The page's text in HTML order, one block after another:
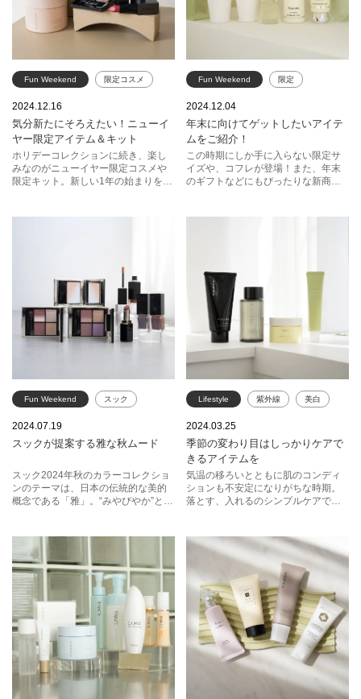
Fun Weekend 限定コスメ
THREE
ファンケル
2024.12.16
気分新たにそろえたい！ニューイ
ヤー限定アイテム＆キット
ホリデーコレクションに続き、楽し
みなのがニューイヤー限定コスメや
限定キット。新しい1年の始まりを新
Fun Weekend 限定
新商品
ジルスチュアート スック
2024.12.04
年末に向けてゲットしたいアイテ
ムをご紹介！
この時期にしか手に入らない限定サ
イズや、コフレが登場！また、年末
のギフトなどにもぴったりな新商品
れのないように！
Fun Weekend スック
秋コスメ
2024.07.19
スックが提案する雅な秋ムード
スック2024年秋のカラーコレクショ
ンのテーマは、日本の伝統的な美的
概念である「雅」。“みやびやか”とい
で止まることなく変化する自然の“無
常の美”を映し出したようなグラデー
ションや絶妙なカラーパレットはま
さにエモーショナル。秋のメイクに
取り入れてみて。
Lifestyle 紫外線 美白
RMK
イヴ・サンローラン アルビオン
コスメデコルテ
2024.03.25
季節の変わり目はしっかりケアで
きるアイテムを
気温の移ろいとともに肌のコンディ
ションも不安定になりがちな時期。
落とす、入れるのシンプルケアでア
イテムを取り入れてみたり、しっか
りケアできるアイテムを意識してみ
て。 ※メラニンの生成を抑え、日焼
けによるシミ・そばかすを防ぐこと